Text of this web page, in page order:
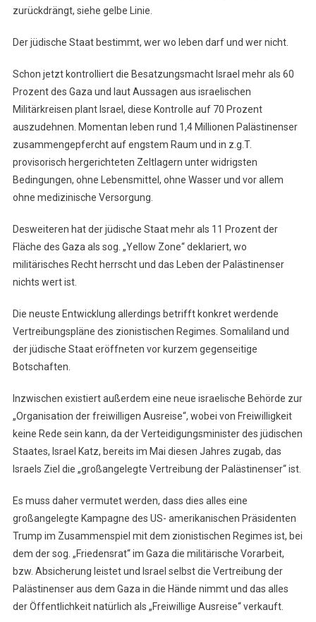
zurückdrängt, siehe gelbe Linie.
Der jüdische Staat bestimmt, wer wo leben darf und wer nicht.
Schon jetzt kontrolliert die Besatzungsmacht Israel mehr als 60
Prozent des Gaza und laut Aussagen aus israelischen
Militärkreisen plant Israel, diese Kontrolle auf 70 Prozent
auszudehnen. Momentan leben rund 1,4 Millionen Palästinenser
zusammengepfercht auf engstem Raum und in z.g.T.
provisorisch hergerichteten Zeltlagern unter widrigsten
Bedingungen, ohne Lebensmittel, ohne Wasser und vor allem
ohne medizinische Versorgung.
Desweiteren hat der jüdische Staat mehr als 11 Prozent der
Fläche des Gaza als sog. „Yellow Zone“ deklariert, wo
militärisches Recht herrscht und das Leben der Palästinenser
nichts wert ist.
Die neuste Entwicklung allerdings betrifft konkret werdende
Vertreibungspläne des zionistischen Regimes. Somaliland und
der jüdische Staat eröffneten vor kurzem gegenseitige
Botschaften.
Inzwischen existiert außerdem eine neue israelische Behörde zur
„Organisation der freiwilligen Ausreise“, wobei von Freiwilligkeit
keine Rede sein kann, da der Verteidigungsminister des jüdischen
Staates, Israel Katz, bereits im Mai diesen Jahres zugab, das
Israels Ziel die „großangelegte Vertreibung der Palästinenser“ ist.
Es muss daher vermutet werden, dass dies alles eine
großangelegte Kampagne des US- amerikanischen Präsidenten
Trump im Zusammenspiel mit dem zionistischen Regimes ist, bei
dem der sog. „Friedensrat“ im Gaza die militärische Vorarbeit,
bzw. Absicherung leistet und Israel selbst die Vertreibung der
Palästinenser aus dem Gaza in die Hände nimmt und das alles
der Öffentlichkeit natürlich als „Freiwillige Ausreise“ verkauft.